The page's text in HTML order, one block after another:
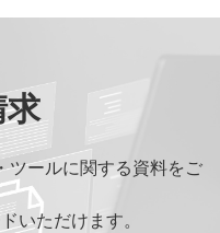
ツールに関する資料をご
いただけます。